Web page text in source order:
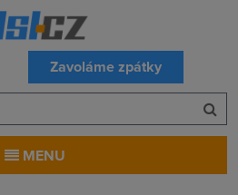
Zavoláme zpátky
MENU